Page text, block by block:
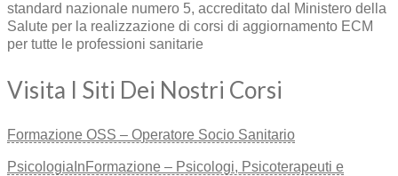
standard nazionale numero 5, accreditato dal Ministero della
Salute per la realizzazione di corsi di aggiornamento ECM
per tutte le professioni sanitarie
Visita I Siti Dei Nostri Corsi
Formazione OSS – Operatore Socio Sanitario
PsicologiaInFormazione – Psicologi, Psicoterapeuti e